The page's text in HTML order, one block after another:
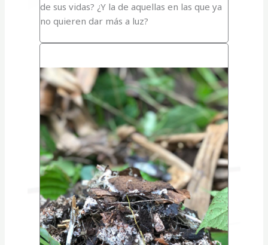
de sus vidas? ¿Y la de aquellas en las que ya
no quieren dar más a luz?